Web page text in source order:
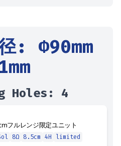
: Φ90mm
Holes: 4
フルレンジ限定ユニット
8Ω 8.5cm 4H
limited